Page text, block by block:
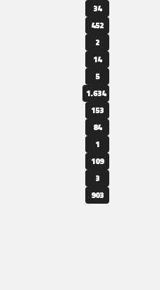
34
452
2
14
5
1.634
153
84
1
109
3
903